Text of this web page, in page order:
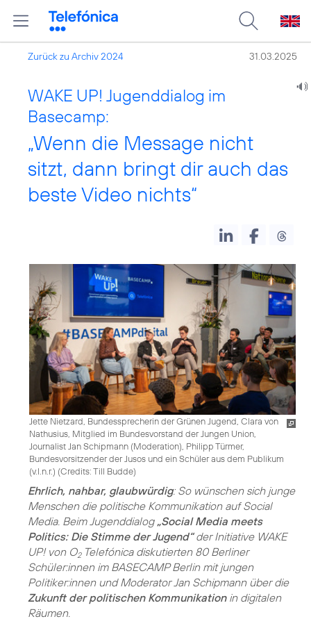
Zurück zu Archiv 2024 31.03.2025
WAKE UP! Jugenddialog im
Basecamp:
„Wenn die Message nicht
sitzt, dann bringt dir auch das
beste Video nichts“
Jette Nietzard, Bundessprecherin der Grünen Jugend, Clara von
Nathusius, Mitglied im Bundesvorstand der Jungen Union,
Journalist Jan Schipmann (Moderation), Philipp Türmer,
Bundesvorsitzender der Jusos und ein Schüler aus dem Publikum
(v.l.n.r.) (Credits: Till Budde)
Ehrlich, nahbar, glaubwürdig: So wünschen sich junge
Menschen die politische Kommunikation auf Social
Media. Beim Jugenddialog „Social Media meets
Politics: Die Stimme der Jugend“der Initiative WAKE
UP! von O2Telefónica diskutierten 80 Berliner
Schüler:innen im BASECAMP Berlin mit jungen
Politiker:innen und Moderator Jan Schipmann über die
Zukunft der politischen Kommunikationin digitalen
Räumen.